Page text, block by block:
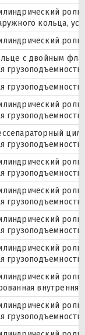
кольца,
с двойным
грузоподъемность.
грузоподъемность.
грузоподъемность.
грузоподъемность.
грузоподъемность.